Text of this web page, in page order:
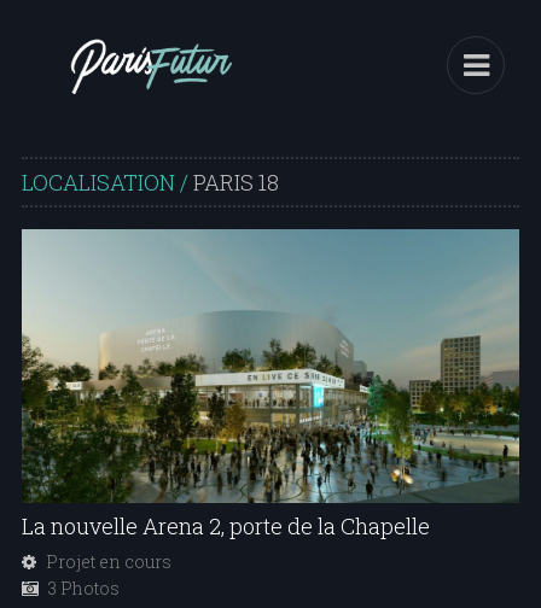
LOCALISATION / PARIS 18
La nouvelle Arena 2, porte de la Chapelle
Projet en cours
3 Photos